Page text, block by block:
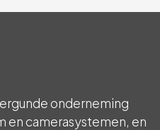
onderneming
en camerasystemen, en